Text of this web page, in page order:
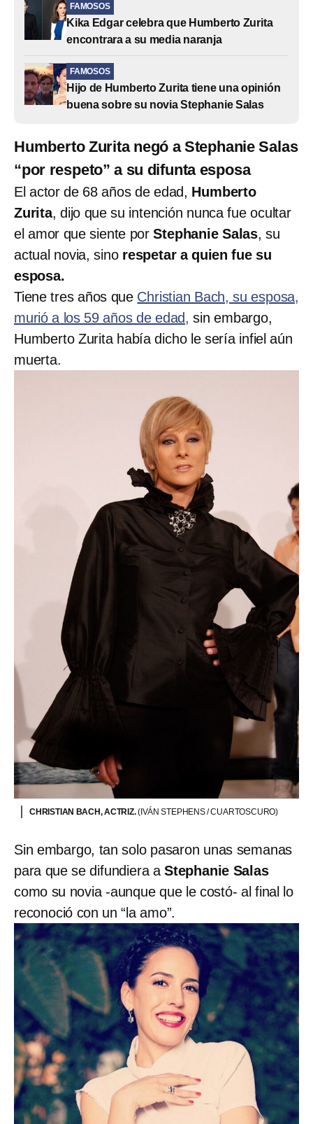
FAMOSOS
Kika Edgar celebra que Humberto Zurita
encontrara a su media naranja
FAMOSOS
Hijo de Humberto Zurita tiene una opinión
buena sobre su novia Stephanie Salas
Humberto Zurita negó a Stephanie Salas
“por respeto” a su difunta esposa
El actor de 68 años de edad, Humberto
Zurita, dijo que su intención nunca fue ocultar
el amor que siente porStephanie Salas, su
actual novia, sino respetar a quien fue su
esposa.
Tiene tres años que Christian Bach, su esposa,
murió a los 59 años de edad, sin embargo,
Humberto Zurita había dicho le sería infiel aún
muerta.
CHRISTIAN BACH, ACTRIZ.(IVÁN STEPHENS / CUARTOSCURO)
Sin embargo, tan solo pasaron unas semanas
para que se difundiera aStephanie Salas
como su novia -aunque que le costó- al final lo
reconoció con un “la amo”.